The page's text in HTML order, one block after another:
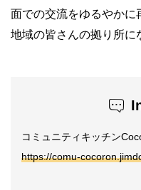
面での交流をゆるやかに
地域の皆さんの拠り所に
コミュニティキッチン
https://comu-